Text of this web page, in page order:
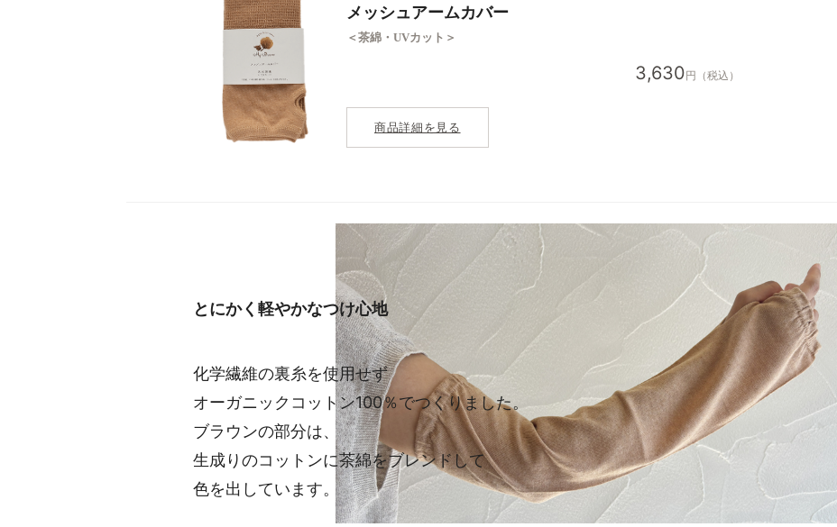
メッシュアームカバー
＜茶綿・UVカット＞
3,630円 （税込）
商品詳細を見る
とにかく軽やかなつけ心地
化学繊維の裏糸を使用せず
オーガニックコットン100％でつくりました。
ブラウンの部分は、
生成りのコットンに茶綿をブレンドして
色を出しています。